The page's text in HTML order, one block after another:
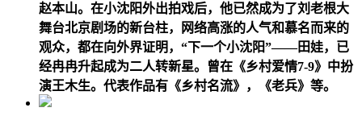
赵本山。在小沈阳外出拍戏后，他已然成为了刘老根大
舞台北京剧场的新台柱，网络高涨的人气和慕名而来的
观众，都在向外界证明，“下一个小沈阳”——田娃，已
经冉冉升起成为二人转新星。曾在《乡村爱情7-9》中扮
演王木生。代表作品有《乡村名流》，《老兵》等。